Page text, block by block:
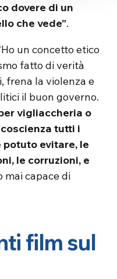
dovere di un
che vede”.
un concetto etico
fatto di verità
frena la violenza e
il buon governo.
vigliaccheria o
tutti i
potuto evitare, le
le corruzioni, e
mai capace di
film sul